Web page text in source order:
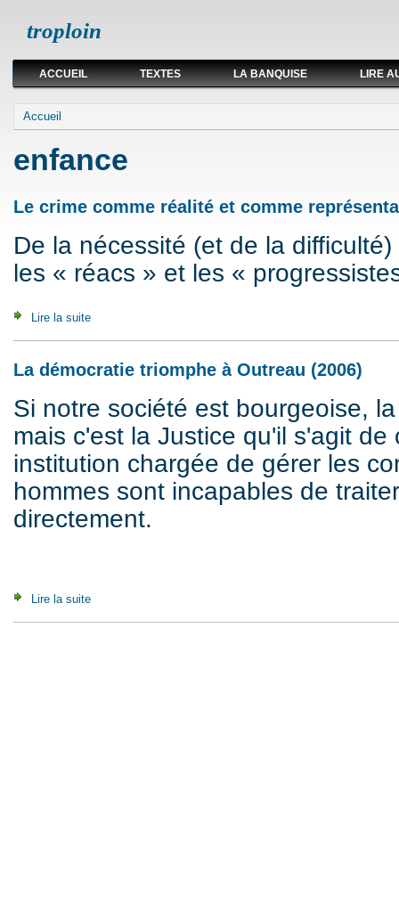
troploin
ACCUEIL TEXTES LA BANQUISE LIRE
Vous êtes ici
Accueil
enfance
Le crime comme réalité et comme
De la nécessité (et de la
les « réacs » et les «
Lire la suite
La démocratie triomphe à Outreau (2006)
Si notre société est bourgeoise,
mais c'est la Justice qu'il s'agit de
institution chargée de gérer les
hommes sont incapables de
directement.
Lire la suite